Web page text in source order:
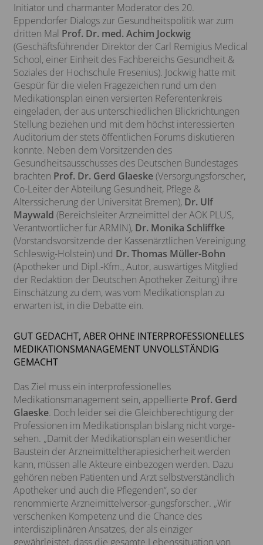
Initiator und charmanter Moderator des 20.
Eppendorfer Dialogs zur Gesundheitspolitik war zum
dritten Mal Prof. Dr. med. Achim Jockwig
(Geschäftsführender Direktor der Carl Remigius Medical
School, einer Einheit des Fachbereichs Gesundheit &
Soziales der Hochschule Fresenius). Jockwig hatte mit
Gespür für die vielen Fragezeichen rund um den
Medikationsplan einen versierten Referentenkreis
eingeladen, der aus unterschiedlichen Blickrichtungen
Stellung beziehen und mit dem höchst interessierten
Auditorium der stets öffentlichen Forums diskutieren
konnte. Neben dem Vorsitzenden des
Gesundheitsausschusses des Deutschen Bundestages
brachten Prof. Dr. Gerd Glaeske(Versorgungsforscher,
Co-Leiter der Abteilung Gesundheit, Pflege &
Alterssicherung der Universität Bremen), Dr. Ulf
Maywald (Bereichsleiter Arzneimittel der AOK PLUS,
Verantwortlicher für ARMIN), Dr. Monika Schliffke
(Vorstandsvorsitzende der Kassenärztlichen Vereinigung
Schleswig-Holstein) und Dr. Thomas Müller-Bohn
(Apotheker und Dipl.-Kfm., Autor, auswärtiges Mitglied
der Redaktion der Deutschen Apotheker Zeitung) ihre
Einschätzung zu dem, was vom Medikationsplan zu
erwarten ist, in die Debatte ein.
GUT GEDACHT, ABER OHNE INTERPROFESSIONELLES
MEDIKATIONSMANAGEMENT UNVOLLSTÄNDIG
GEMACHT
Das Ziel muss ein interprofessionelles
Medikationsmanagement sein, appellierte Prof. Gerd
Glaeske. Doch leider sei die Gleichberechtigung der
Professionen im Medikationsplan bislang nicht vorge-
sehen. „Damit der Medikationsplan ein wesentlicher
Baustein der Arzneimitteltherapiesicherheit werden
kann, müssen alle Akteure einbezogen werden. Dazu
gehören neben Patienten und Arzt selbstverständlich
Apotheker und auch die Pflegenden“, so der
renommierte Arzneimittelversor-gungsforscher. „Wir
verschenken Kompetenz und die Chance des
interdisziplinären Ansatzes, der als einziger
gewährleistet, dass die gesamte Lebenssituation von